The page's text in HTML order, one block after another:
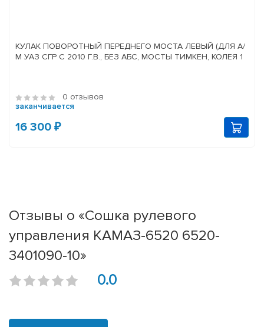
КУЛАК ПОВОРОТНЫЙ ПЕРЕДНЕГО МОСТА ЛЕВЫЙ (ДЛЯ А/
М УАЗ СГР С 2010 Г.В., БЕЗ АБС, МОСТЫ ТИМКЕН, КОЛЕЯ 1
0 отзывов
заканчивается
16 300 ₽
Отзывы о «Сошка рулевого
управления КАМАЗ-6520 6520-
3401090-10»
0.0